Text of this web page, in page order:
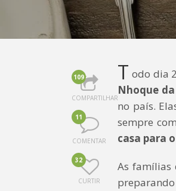
109
COMPARTILHAR
11
COMENTAR
32
CURTIR
T odo dia
Nhoque
no país.
sempre
casa para
As famílias